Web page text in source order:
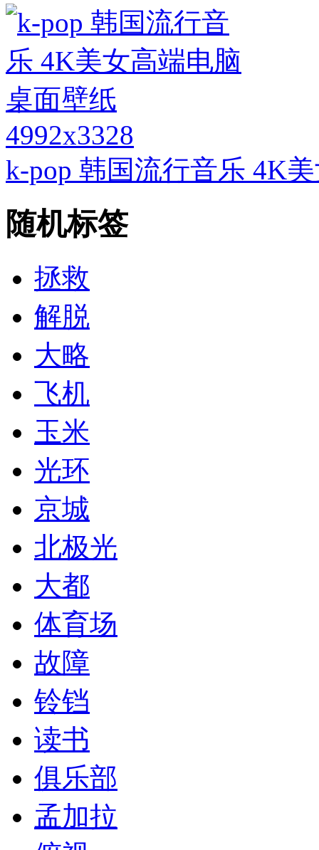
4992x3328
k-pop 韩国流行音乐 4K
随机标签
拯救
解脱
大略
飞机
玉米
光环
京城
北极光
大都
体育场
故障
铃铛
读书
俱乐部
孟加拉